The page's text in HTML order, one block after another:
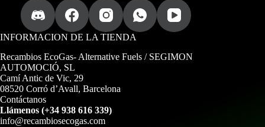
INFORMACION DE LA TIENDA
Recambios EcoGas- Alternative Fuels / SEGIMON
AUTOMOCIÓ, SL
Camí Antic de Vic, 29
08520 Corró d’Avall, Barcelona
Contáctanos
Llámenos (+34 938 616 339)
info@recambiosecogas.com